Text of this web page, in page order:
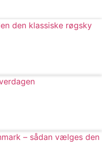
den klassiske røgsky
– sådan vælges den